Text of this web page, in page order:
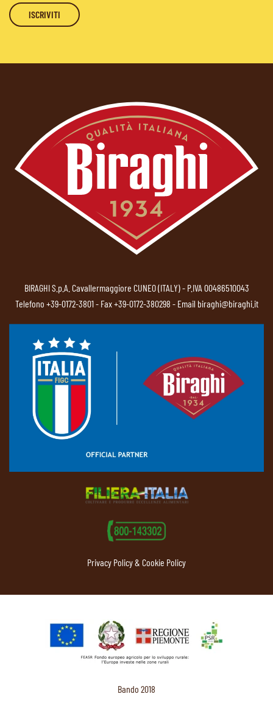
BIRAGHI S.p.A. Cavallermaggiore CUNEO (ITALY) - P.IVA 00486510043
Telefono +39-0172-3801- Fax +39-0172-380298 - Email biraghi@biraghi.it
Privacy Policy & Cookie Policy
Bando 2018